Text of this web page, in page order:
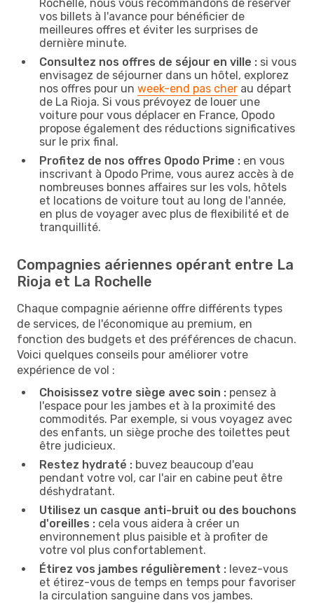
Rochelle, nous vous recommandons de réserver
vos billets à l'avance pour bénéficier de
meilleures offres et éviter les surprises de
dernière minute.
Consultez nos offres de séjour en ville : si vous
envisagez de séjourner dans un hôtel, explorez
nos offres pour un week-end pas cher au départ
de La Rioja. Si vous prévoyez de louer une
voiture pour vous déplacer en France, Opodo
propose également des réductions significatives
sur le prix final.
Profitez de nos offres Opodo Prime : en vous
inscrivant à Opodo Prime, vous aurez accès à de
nombreuses bonnes affaires sur les vols, hôtels
et locations de voiture tout au long de l'année,
en plus de voyager avec plus de flexibilité et de
tranquillité.
Compagnies aériennes opérant entre La
Rioja et La Rochelle
Chaque compagnie aérienne offre différents types
de services, de l'économique au premium, en
fonction des budgets et des préférences de chacun.
Voici quelques conseils pour améliorer votre
expérience de vol :
Choisissez votre siège avec soin : pensez à
l'espace pour les jambes et à la proximité des
commodités. Par exemple, si vous voyagez avec
des enfants, un siège proche des toilettes peut
être judicieux.
Restez hydraté : buvez beaucoup d'eau
pendant votre vol, car l'air en cabine peut être
déshydratant.
Utilisez un casque anti-bruit ou des bouchons
d'oreilles : cela vous aidera à créer un
environnement plus paisible et à profiter de
votre vol plus confortablement.
Étirez vos jambes régulièrement : levez-vous
et étirez-vous de temps en temps pour favoriser
la circulation sanguine dans vos jambes.